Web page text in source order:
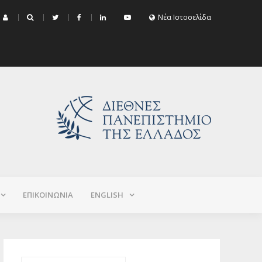
Εξεταστικής Σεπτεμβρίου 2026 (Χειμερινό+Εαρινό 2025-2026)
Νέα Ιστοσελίδα
ΕΠΙΚΟΙΝΩΝΙΑ ΕNGLISH